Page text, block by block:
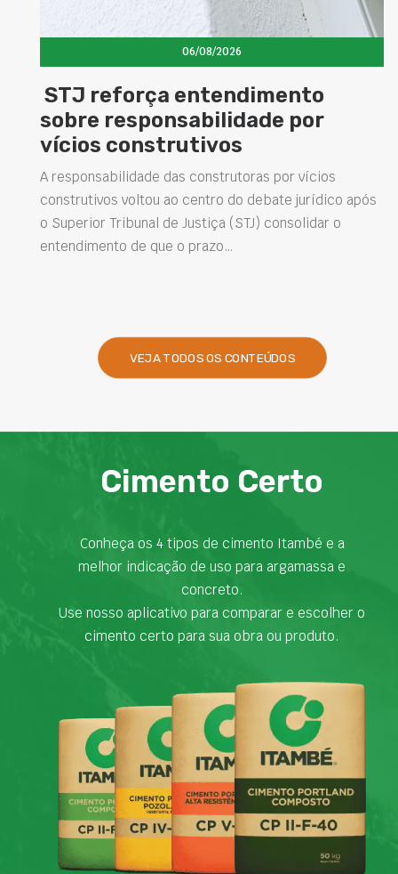
06/08/2026
STJ reforça entendimento
sobre responsabilidade por
vícios construtivos
A responsabilidade das construtoras por vícios
construtivos voltou ao centro do debate jurídico após
o Superior Tribunal de Justiça (STJ) consolidar o
entendimento de que o prazo…
VEJA TODOS OS CONTEÚDOS
Cimento Certo
Conheça os 4 tipos de cimento Itambé e a
melhor indicação de uso para argamassa e
concreto.
Use nosso aplicativo para comparar e escolher o
cimento certo para sua obra ou produto.